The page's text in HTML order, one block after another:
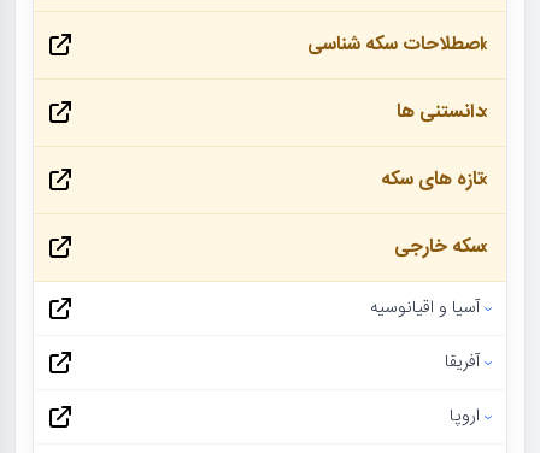
اصطلاحات سکه شناسی
دانستنی ها
تازه های سکه
سکه خارجی
آسیا و اقیانوسیه
آفریقا
اروپا